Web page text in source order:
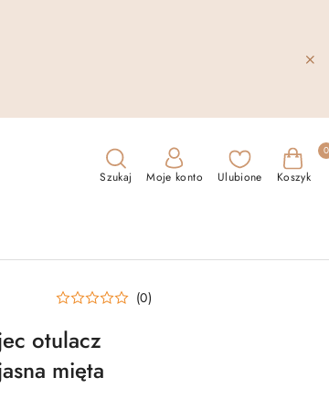
Szukaj Moje konto Ulubione Koszyk
0
(0)
otulacz
mięta